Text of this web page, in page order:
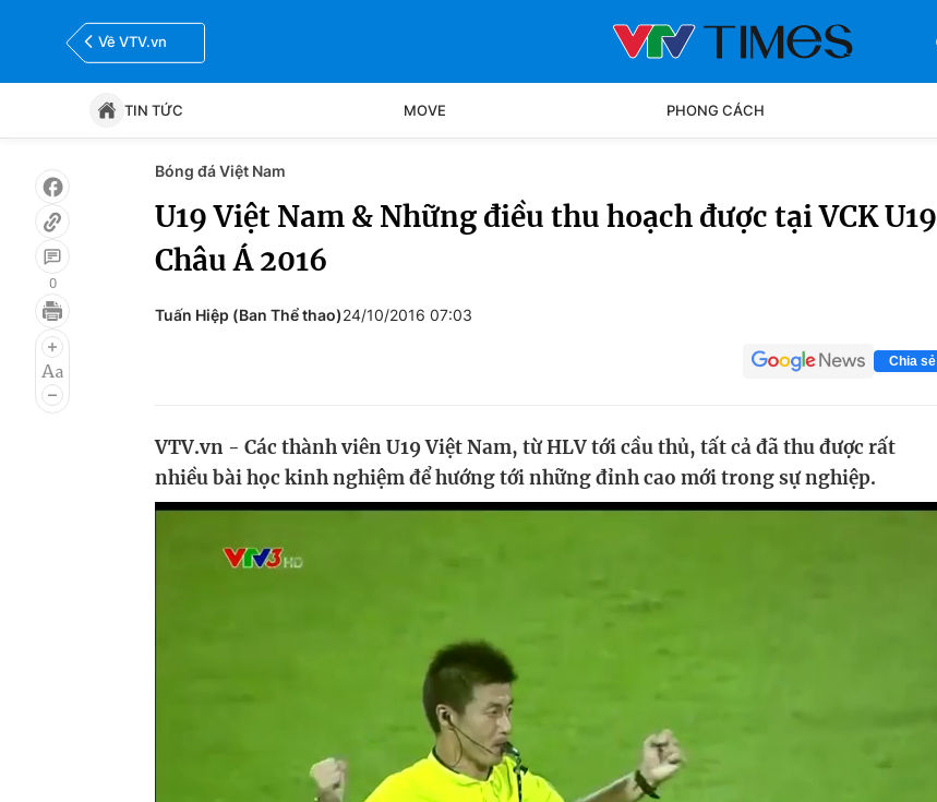
Về VTV.vn
TIN TỨC MOVE PHONG CÁCH
Tin tức
Bóng đá Thể thao Điện tử
0
Bóng đá Việt Nam
U19 Việt Nam & Những điều thu hoạch được tại VCK U19
Châu Á 2016
Tuấn Hiệp (Ban Thể thao)24/10/2016 07:03
Chia sẻ
VTV.vn - Các thành viên U19 Việt Nam, từ HLV tới cầu thủ, tất cả đã thu được rất
nhiều bài học kinh nghiệm để hướng tới những đỉnh cao mới trong sự nghiệp.